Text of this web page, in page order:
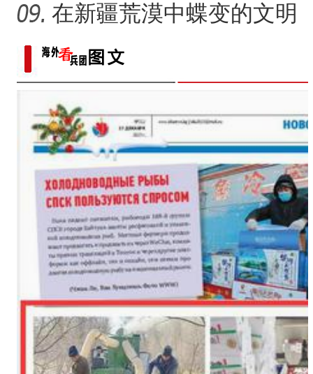
侨乡故事 | 新疆吐鲁番烘焙
瓷，也是“情”
在新疆荒漠中蝶变的文明
村镇